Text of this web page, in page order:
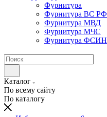
Фурнитура
Фурнитура ВС РФ
Фурнитура МВД
Фурнитура МЧС
Фурнитура ФСИН
Каталог
По всему сайту
По каталогу